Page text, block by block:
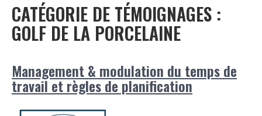
CATÉGORIE DE TÉMOIGNAGES :
GOLF DE LA PORCELAINE
Management & modulation du temps de
travail et règles de planification